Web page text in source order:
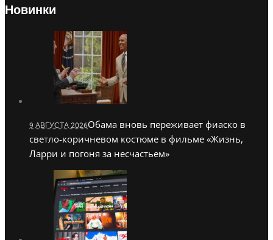
Новинки
9 АВГУСТА 2026Обама вновь переживает фиаско в
светло-коричневом костюме в фильме «Жизнь,
Ларри и погоня за несчастьем»